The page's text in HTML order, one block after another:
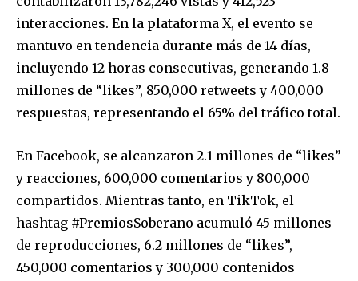
interacciones. En la plataforma X, el evento se
mantuvo en tendencia durante más de 14 días,
incluyendo 12 horas consecutivas, generando 1.8
millones de “likes”, 850,000 retweets y 400,000
respuestas, representando el 65% del tráfico total.
En Facebook, se alcanzaron 2.1 millones de “likes”
y reacciones, 600,000 comentarios y 800,000
compartidos. Mientras tanto, en TikTok, el
hashtag #PremiosSoberano acumuló 45 millones
de reproducciones, 6.2 millones de “likes”,
450,000 comentarios y 300,000 contenidos